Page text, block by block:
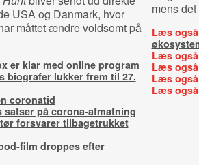
USA og Danmark, hvor
måttet ændre voldsomt på
er klar med online program
biografer lukker frem til 27.
coronatid
satser på corona-afmatning
forsvarer tilbagetrukket
film droppes efter
mens
Læs
Læs
Læs
Læs
Læs